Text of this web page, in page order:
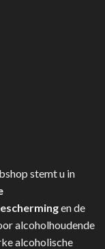
stemt u in
en de
alcoholhoudende
alcoholische